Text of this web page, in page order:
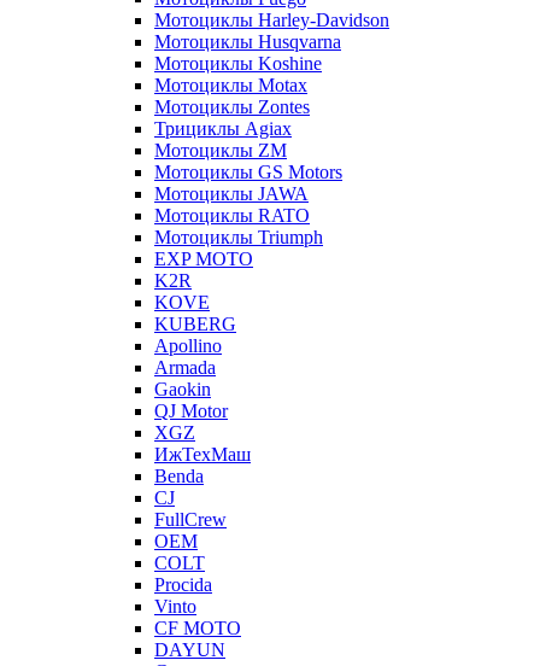
Мотоциклы Harley-Davidson
Мотоциклы Husqvarna
Мотоциклы Koshine
Мотоциклы Motax
Мотоциклы Zontes
Трициклы Agiax
Мотоциклы ZM
Мотоциклы GS Motors
Мотоциклы JAWA
Мотоциклы RATO
Мотоциклы Triumph
EXP MOTO
K2R
KOVE
KUBERG
Apollino
Armada
Gaokin
QJ Motor
XGZ
ИжТехМаш
Benda
CJ
FullCrew
OEM
COLT
Procida
Vinto
CF MOTO
DAYUN